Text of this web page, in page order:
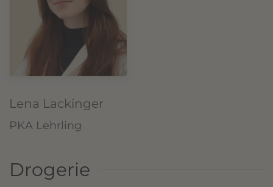
Lena Lackinger
PKA Lehrling
Drogerie